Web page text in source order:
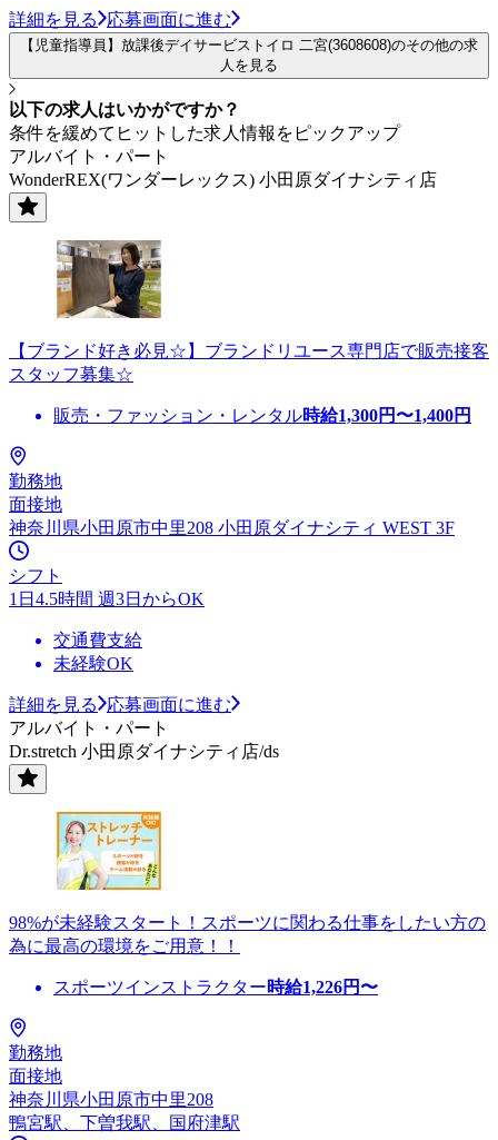
詳細を見る 応募画面に進む
【児童指導員】放課後デイサービストイロ 二宮(3608608)のその他の求
人を見る
以下の求人はいかがですか？
条件を緩めてヒットした求人情報をピックアップ
アルバイト・パート
WonderREX(ワンダーレックス) 小田原ダイナシティ店
【ブランド好き必見☆】ブランドリユース専門店で販売接客
スタッフ募集☆
販売・ファッション・レンタル時給1,300円〜1,400円
勤務地
面接地
神奈川県小田原市中里208 小田原ダイナシティ WEST 3F
シフト
1日4.5時間 週3日からOK
交通費支給
未経験OK
詳細を見る
応募画面に進む
アルバイト・パート
Dr.stretch 小田原ダイナシティ店/ds
98%が未経験スタート！スポーツに関わる仕事をしたい方の
為に最高の環境をご用意！！
スポーツインストラクター時給1,226円〜
勤務地
面接地
神奈川県小田原市中里208
鴨宮駅、下曽我駅、国府津駅